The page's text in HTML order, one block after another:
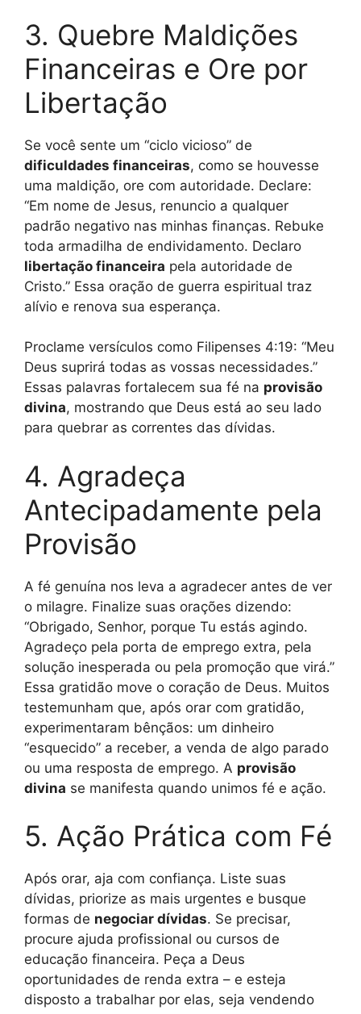
3. Quebre Maldições
Financeiras e Ore por
Libertação
Se você sente um “ciclo vicioso” de
dificuldades financeiras, como se houvesse
uma maldição, ore com autoridade. Declare:
“Em nome de Jesus, renuncio a qualquer
padrão negativo nas minhas finanças. Rebuke
toda armadilha de endividamento. Declaro
libertação financeira pela autoridade de
Cristo.” Essa oração de guerra espiritual traz
alívio e renova sua esperança.
Proclame versículos como Filipenses 4:19: “Meu
Deus suprirá todas as vossas necessidades.”
Essas palavras fortalecem sua fé na provisão
divina, mostrando que Deus está ao seu lado
para quebrar as correntes das dívidas.
4. Agradeça
Antecipadamente pela
Provisão
A fé genuína nos leva a agradecer antes de ver
o milagre. Finalize suas orações dizendo:
“Obrigado, Senhor, porque Tu estás agindo.
Agradeço pela porta de emprego extra, pela
solução inesperada ou pela promoção que virá.”
Essa gratidão move o coração de Deus. Muitos
testemunham que, após orar com gratidão,
experimentaram bênçãos: um dinheiro
“esquecido” a receber, a venda de algo parado
ou uma resposta de emprego. A provisão
divina se manifesta quando unimos fé e ação.
5. Ação Prática com Fé
Após orar, aja com confiança. Liste suas
dívidas, priorize as mais urgentes e busque
formas de negociar dívidas. Se precisar,
procure ajuda profissional ou cursos de
educação financeira. Peça a Deus
oportunidades de renda extra – e esteja
disposto a trabalhar por elas, seja vendendo